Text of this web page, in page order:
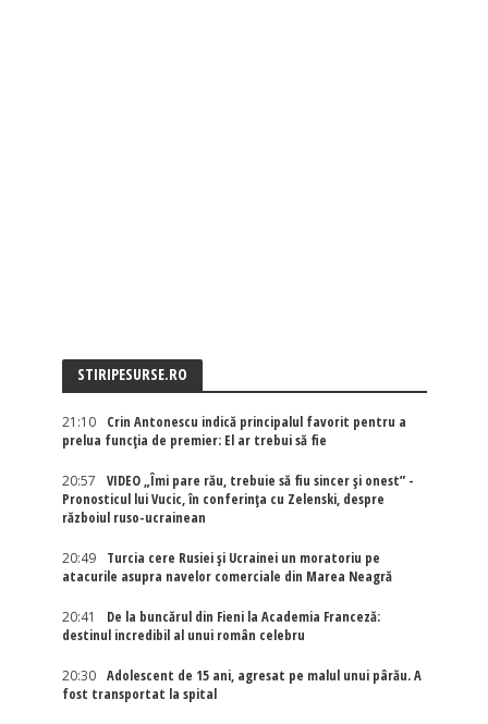
STIRIPESURSE.RO
21:10
Crin Antonescu indică principalul favorit pentru a
prelua funcția de premier: El ar trebui să fie
20:57
VIDEO „Îmi pare rău, trebuie să fiu sincer și onest” -
Pronosticul lui Vucic, în conferința cu Zelenski, despre
războiul ruso-ucrainean
20:49
Turcia cere Rusiei și Ucrainei un moratoriu pe
atacurile asupra navelor comerciale din Marea Neagră
20:41
De la buncărul din Fieni la Academia Franceză:
destinul incredibil al unui român celebru
20:30
Adolescent de 15 ani, agresat pe malul unui pârău. A
fost transportat la spital